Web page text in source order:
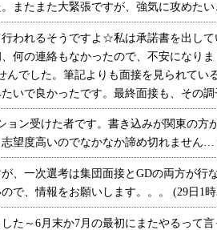
またまた大緊張ですが、強気に攻めた
われるそうですよ☆私は承諾書を出して
何の連絡もなかったので、不安になり
んでした。筆記よりも面接を見られてい
いで良かったです。最終面接も、その
ン受けた者です。書き込みが関東の方
望度高いのでなかなか諦め切れません…
、一次選考は集団面接とGDの両方が行
で、情報をお願いします。。。 (29日1時
た～6月末か7月の最初にまたやるって